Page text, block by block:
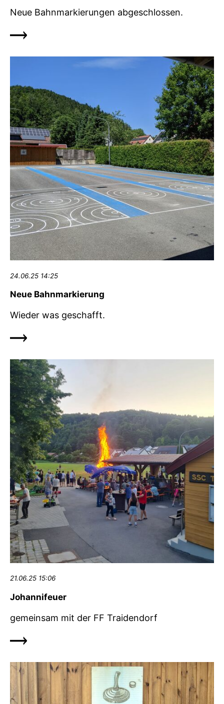
Neue Bahnmarkierungen abgeschlossen.
24.06.25 14:25
Neue Bahnmarkierung
Wieder was geschafft.
21.06.25 15:06
Johannifeuer
gemeinsam mit der FF Traidendorf